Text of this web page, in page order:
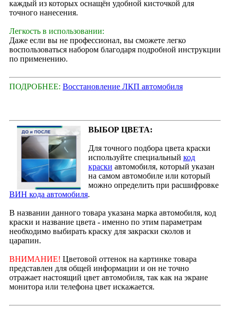
каждый из которых оснащён удобной кисточкой для
точного нанесения.
Легкость в использовании:
Даже если вы не профессионал, вы сможете легко
воспользоваться набором благодаря подробной инструкции
по применению.
ПОДРОБНЕЕ: Восстановление ЛКП автомобиля
ВЫБОР ЦВЕТА:
Для точного подбора цвета краски
используйте специальный код
краски автомобиля, который указан
на самом автомобиле или который
можно определить при расшифровке
ВИН кода автомобиля.
В названии данного товара указана марка автомобиля, код
краски и название цвета - именно по этим параметрам
необходимо выбирать краску для закраски сколов и
царапин.
ВНИМАНИЕ! Цветовой оттенок на картинке товара
представлен для общей информации и он не точно
отражает настоящий цвет автомобиля, так как на экране
монитора или телефона цвет искажается.